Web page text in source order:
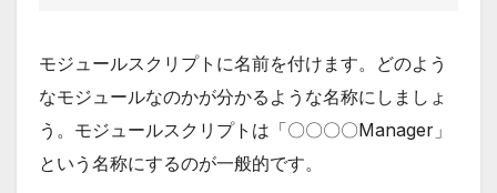
モジュールスクリプトに名前を付けます。どのよう
なモジュールなのかが分かるような名称にしましょ
う。モジュールスクリプトは「〇〇〇〇Manager」
という名称にするのが一般的です。